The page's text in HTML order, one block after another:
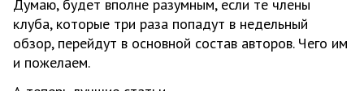
Думаю, будет вполне разумным, если те члены
клуба, которые три раза попадут в недельный
обзор, перейдут в основной состав авторов. Чего им
и пожелаем.